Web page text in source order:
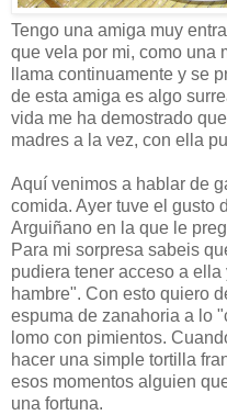
Tengo una amiga muy
que vela por mi, como una
llama continuamente y se
de esta amiga es algo
vida me ha demostrado
madres a la vez, con ella
Aquí venimos a hablar de
comida. Ayer tuve el gusto
Arguiñano en la que le
Para mi sorpresa sabeis
pudiera tener acceso a
hambre". Con esto quiero
espuma de zanahoria a lo
lomo con pimientos.
hacer una simple tortilla
esos momentos alguien
una fortuna.